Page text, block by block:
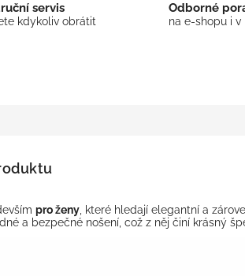
servis
kdykoliv obrátit
Odborné
na e-shopu i
pro ženy , které hledají elegantní a
a bezpečné nošení, což z něj činí krásný